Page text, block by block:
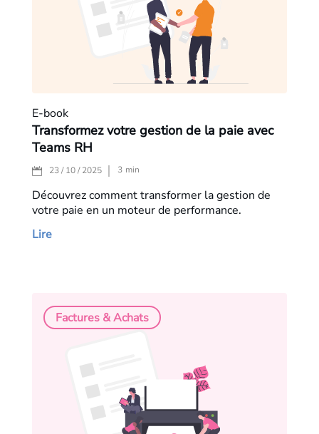
E-book
Transformez votre gestion de la paie avec
Teams RH
23 / 10 / 2025 3 min
Découvrez comment transformer la gestion de
votre paie en un moteur de performance.
Lire
Factures & Achats